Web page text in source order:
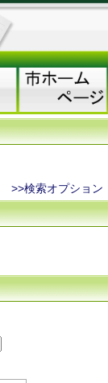
>>検索オプション